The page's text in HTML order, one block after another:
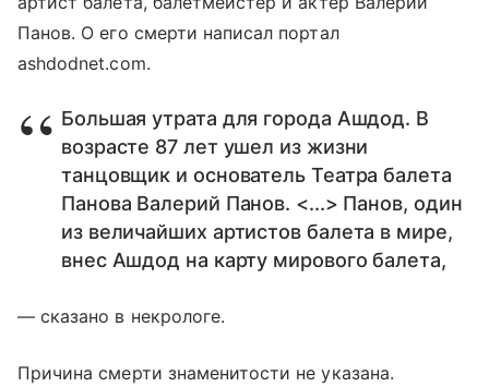
Панов. О его смерти написал портал
ashdodnet.com.
Большая утрата для города Ашдод. В
возрасте 87 лет ушел из жизни
танцовщик и основатель Театра балета
Панова Валерий Панов. <...> Панов, один
из величайших артистов балета в мире,
внес Ашдод на карту мирового балета,
— сказано в некрологе.
Причина смерти знаменитости не указана.